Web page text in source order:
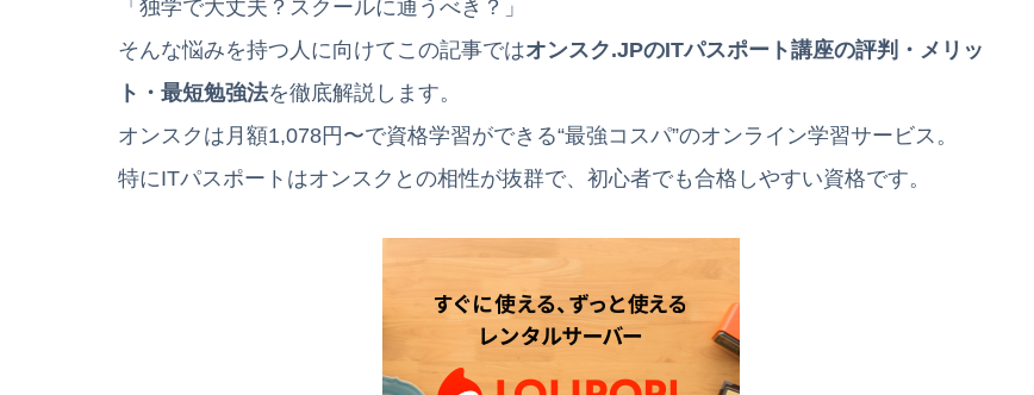
「独学で大丈夫？スクールに通うべき？」
そんな悩みを持つ人に向けてこの記事ではオンスク.JPのITパスポート講座の評判・メリッ
ト・最短勉強法を徹底解説します。
オンスクは月額1,078円〜で資格学習ができる“最強コスパ”のオンライン学習サービス。
特にITパスポートはオンスクとの相性が抜群で、初心者でも合格しやすい資格です。